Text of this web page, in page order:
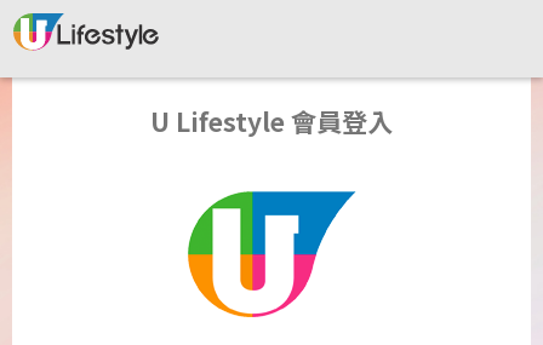
U Lifestyle 會員登入